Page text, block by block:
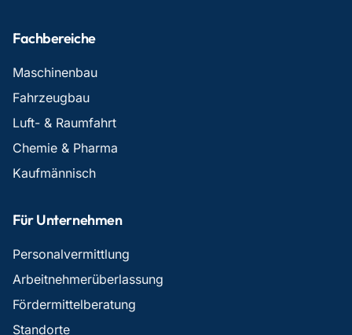
Fachbereiche
Maschinenbau
Fahrzeugbau
Luft- & Raumfahrt
Chemie & Pharma
Kaufmännisch
Für Unternehmen
Personalvermittlung
Arbeitnehmerüberlassung
Fördermittelberatung
Standorte